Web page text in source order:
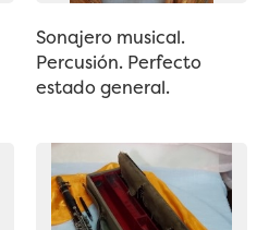
Sonajero musical.
Percusión. Perfecto
estado general.